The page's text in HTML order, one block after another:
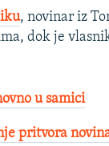
, novinar iz
dok je
u samici
pritvora